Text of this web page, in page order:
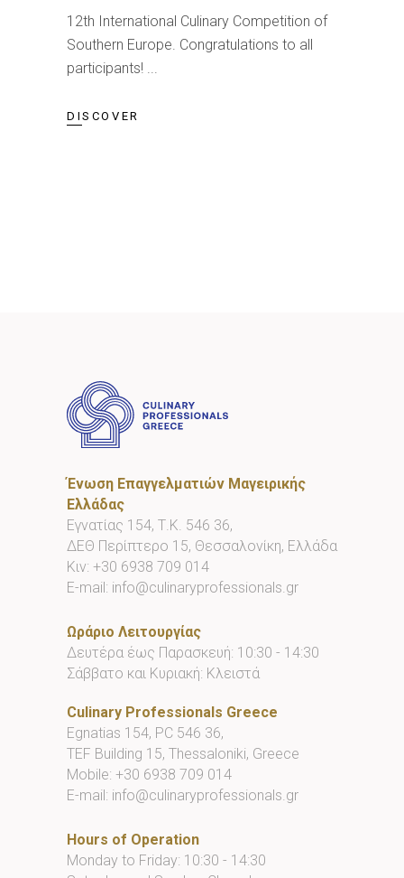
12th International Culinary Competition of
Southern Europe. Congratulations to all
participants!
DISCOVER
Ένωση Επαγγελματιών Μαγειρικής
Ελλάδας
Εγνατίας 154, Τ.Κ. 546 36,
ΔΕΘ Περίπτερο 15, Θεσσαλονίκη, Ελλάδα
Κιν: +30 6938 709 014
E-mail: info@culinaryprofessionals.gr
Ωράριο Λειτουργίας
Δευτέρα έως Παρασκευή: 10:30 - 14:30
Σάββατο και Κυριακή: Κλειστά
Culinary Professionals Greece
Egnatias 154, PC 546 36,
TEF Building 15, Thessaloniki, Greece
Mobile: +30 6938 709 014
E-mail: info@culinaryprofessionals.gr
Hours of Operation
Monday to Friday: 10:30 - 14:30